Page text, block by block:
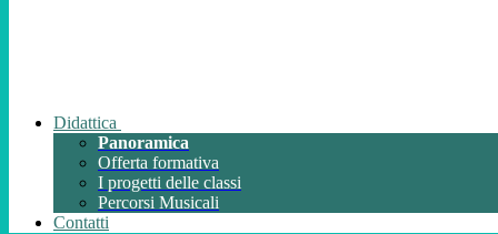
Didattica
Panoramica
Offerta formativa
I progetti delle classi
Percorsi Musicali
Contatti